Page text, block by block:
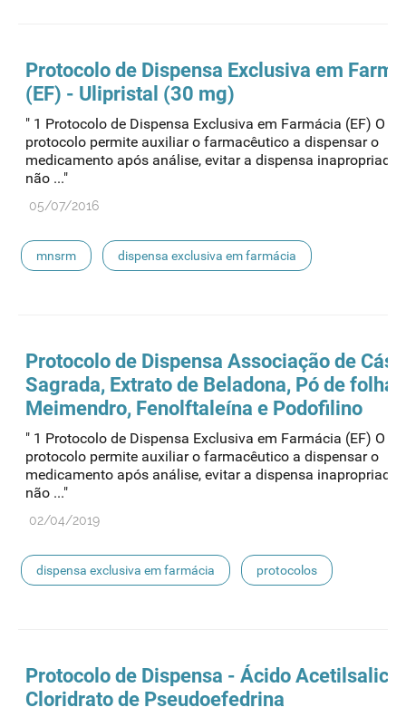
Protocolo de Dispensa Exclusiva em
(EF) - Ulipristal (30 mg)
" 1 Protocolo de Dispensa Exclusiva em Farmácia (EF) O
protocolo permite auxiliar o farmacêutico a dispensar o
medicamento após análise, evitar a dispensa inapropriada
não ..."
05/07/2016
mnsrm dispensa exclusiva em farmácia
Protocolo de Dispensa Associação de
Sagrada, Extrato de Beladona, Pó de
Meimendro, Fenolftaleína e Podofilino
" 1 Protocolo de Dispensa Exclusiva em Farmácia (EF) O
protocolo permite auxiliar o farmacêutico a dispensar o
medicamento após análise, evitar a dispensa inapropriada
não ..."
02/04/2019
dispensa exclusiva em farmácia protocolos
Protocolo de Dispensa - Ácido
Cloridrato de Pseudoefedrina